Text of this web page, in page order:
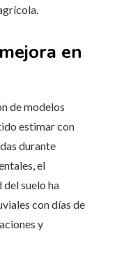
en
de modelos
estimar con
durante
el
suelo ha
con días de
y